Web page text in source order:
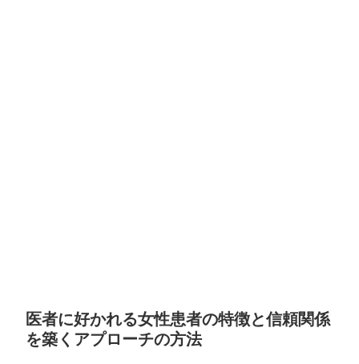
医者に好かれる女性患者の特徴と信頼関係
を築くアプローチの方法